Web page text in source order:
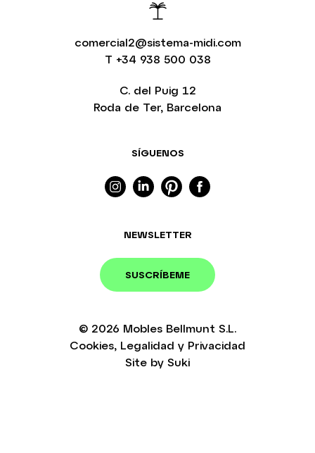
comercial2@sistema-midi.com
T +34 938 500 038
SÍGUENOS
NEWSLETTER
SUSCRÍBEME
C. del Puig 12
Roda de Ter, Barcelona
© 2026 Mobles Bellmunt S.L.
Cookies, Legalidad y Privacidad
Site by Suki